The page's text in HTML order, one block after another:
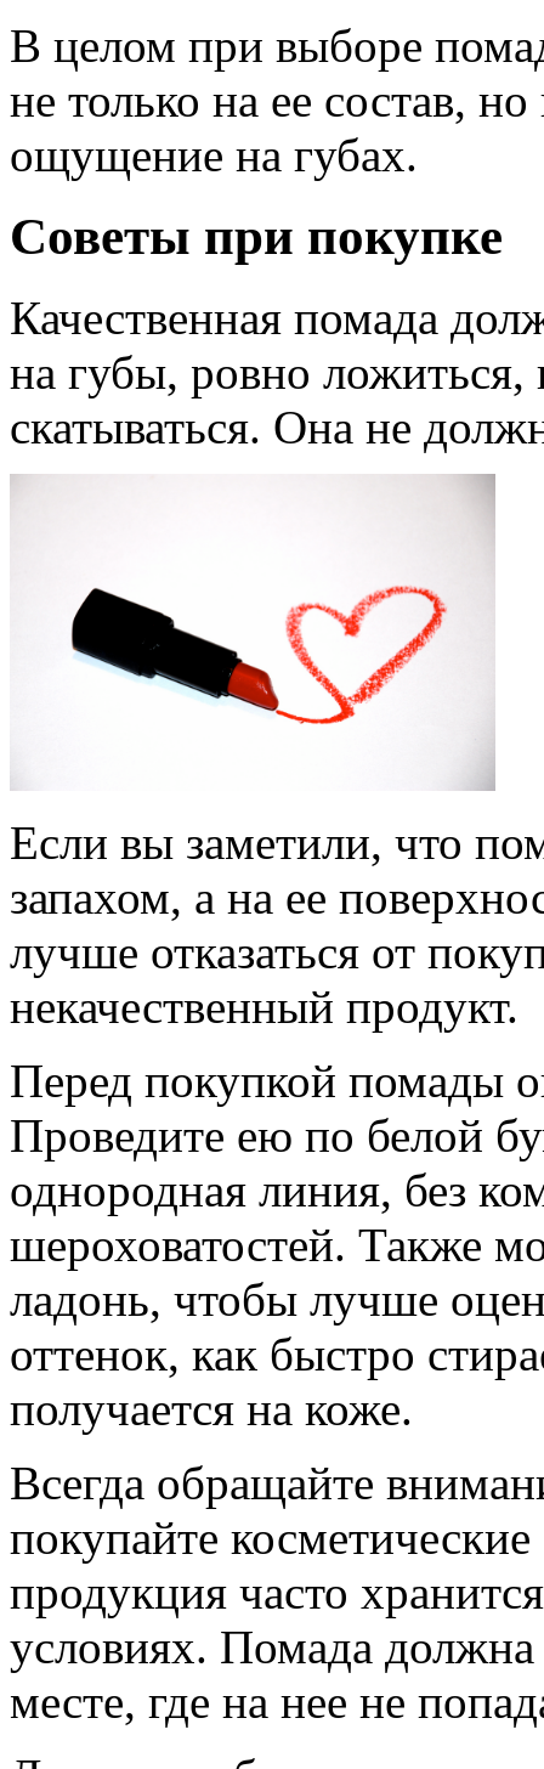
В целом при выборе
не только на ее состав,
ощущение на губах.
Советы при покупке
Качественная помада
на губы, ровно ложиться,
скатываться. Она не
Если вы заметили, что
запахом, а на ее
лучше отказаться от
некачественный продукт.
Перед покупкой помады
Проведите ею по белой
однородная линия, без
шероховатостей. Также
ладонь, чтобы лучше
оттенок, как быстро
получается на коже.
Всегда обращайте
покупайте
продукция часто
условиях. Помада
месте, где на нее не